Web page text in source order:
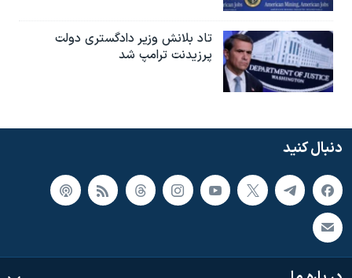
تاد بلانش وزیر دادگستری دولت
پرزیدنت ترامپ شد
دنبال کنید